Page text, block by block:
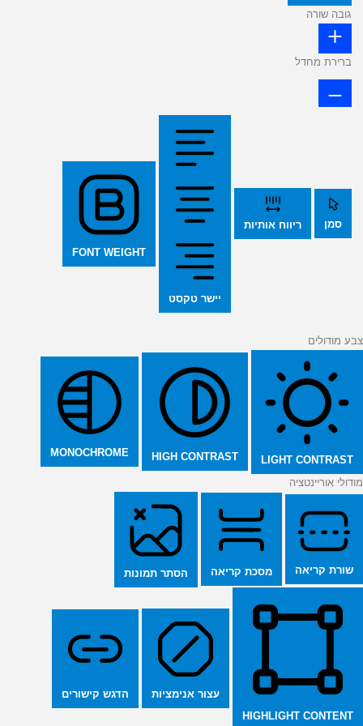
גובה שורה
ברירת מחדל
סמן ריווח אותיות
יישר טקסט
FONT WEIGHT
צבע מודולים
LIGHT CONTRAST
HIGH CONTRAST
MONOCHROME
מודולי אוריינטציה
שורת קריאה מסכת קריאה הסתר תמונות
HIGHLIGHT CONTENT
עצור אנימציות הדגש קישורים